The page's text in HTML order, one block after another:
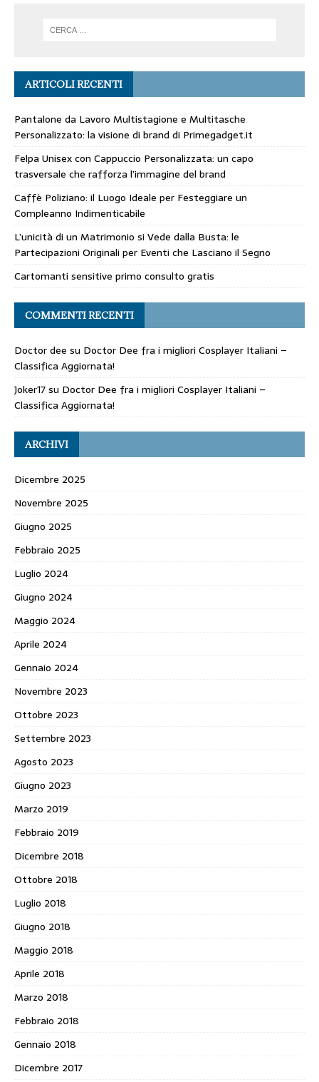
ARTICOLI RECENTI
Pantalone da Lavoro Multistagione e Multitasche
Personalizzato: la visione di brand di Primegadget.it
Felpa Unisex con Cappuccio Personalizzata: un capo
trasversale che rafforza l’immagine del brand
Caffè Poliziano: il Luogo Ideale per Festeggiare un
Compleanno Indimenticabile
L’unicità di un Matrimonio si Vede dalla Busta: le
Partecipazioni Originali per Eventi che Lasciano il Segno
Cartomanti sensitive primo consulto gratis
COMMENTI RECENTI
Doctor dee su Doctor Dee fra i migliori Cosplayer Italiani –
Classifica Aggiornata!
Joker17su Doctor Dee fra i migliori Cosplayer Italiani –
Classifica Aggiornata!
ARCHIVI
Dicembre 2025
Novembre 2025
Giugno 2025
Febbraio 2025
Luglio 2024
Giugno 2024
Maggio 2024
Aprile 2024
Gennaio 2024
Novembre 2023
Ottobre 2023
Settembre 2023
Agosto 2023
Giugno 2023
Marzo 2019
Febbraio 2019
Dicembre 2018
Ottobre 2018
Luglio 2018
Giugno 2018
Maggio 2018
Aprile 2018
Marzo 2018
Febbraio 2018
Gennaio 2018
Dicembre 2017